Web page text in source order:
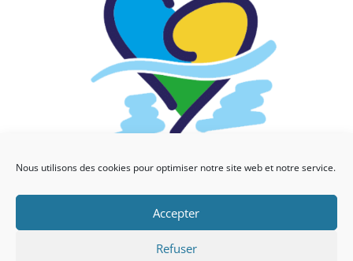
Nous utilisons des cookies pour optimiser notre site web et notre service.
Accepter
Refuser